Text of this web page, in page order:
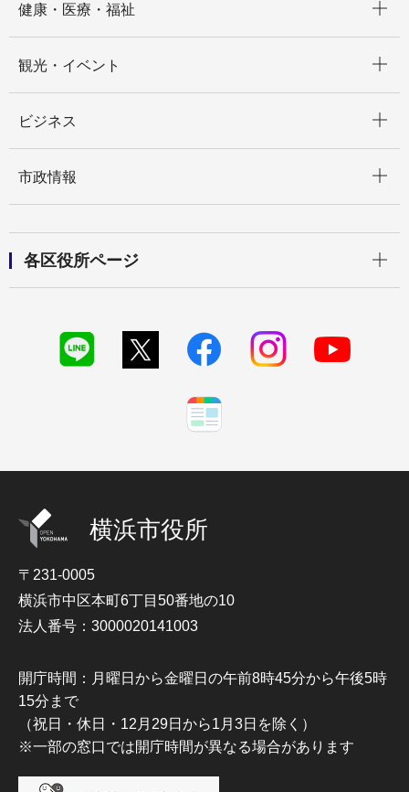
健康・医療・福祉
観光・イベント
ビジネス
市政情報
各区役所ページ
横浜市役所
〒231-0005
横浜市中区本町6丁目50番地の10
法人番号：3000020141003
開庁時間：月曜日から金曜日の午前8時45分から午後5時
15分まで
（祝日・休日・12月29日から1月3日を除く）
※一部の窓口では開庁時間が異なる場合があります